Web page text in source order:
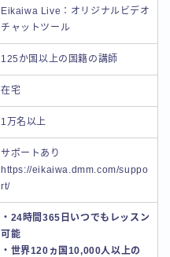
Eikaiwa Live：オリジナルビデオ
チャットツール
125か国以上の国籍の講師
在宅
1万名以上
サポートあり
https://eikaiwa.dmm.com/suppo
rt/
・24時間365日いつでもレッスン
可能
・世界120ヵ国10,000人以上の